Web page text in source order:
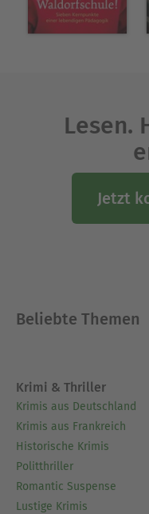
Lesen.
Jetzt
Beliebte Themen
Krimi & Thriller
Krimis aus Deutschland
Krimis aus Frankreich
Historische Krimis
Politthriller
Romantic Suspense
Lustige Krimis